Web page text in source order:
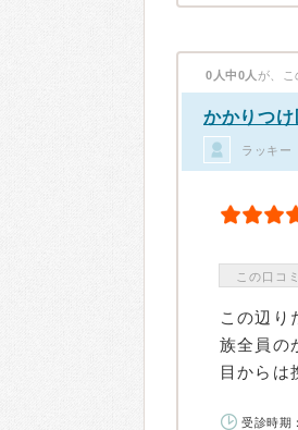
0人中0人 が、こ
かかりつ
ラッキー
この口コ
この辺り
族全員の
目からは
受診時期